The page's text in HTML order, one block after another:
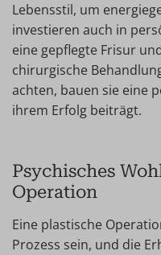
Lebensstil, um
investieren auch in
eine gepflegte Frisur
chirurgische
achten, bauen sie eine
ihrem Erfolg beiträgt.
Psychisches
Operation
Eine plastische
Prozess sein, und die